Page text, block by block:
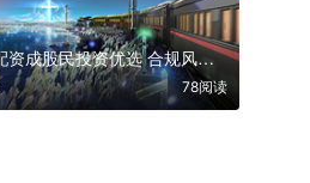
靠谱股票配资成股民投资优选 合规风控护航A股投资新格局
78阅读